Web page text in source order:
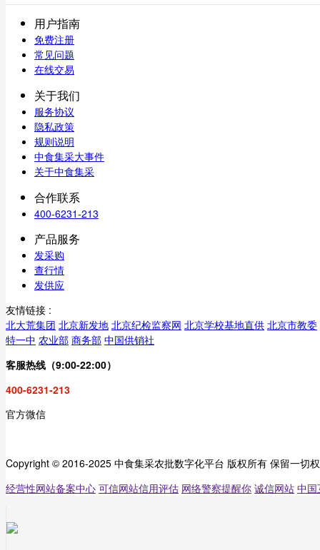
用户指南
免费注册
常见问题
在线交易
关于我们
服务协议
隐私政策
规则说明
中食集采大事件
关于中食集采
合作联系
400-6231-213
产品服务
发采购
查行情
发供应
友情链接 :
北大荒集团 北京新发地 北京纪检监察网 北京学校基地直供 北京市教委
特一中 农业部 商务部 中国供销社
客服热线（9:00-22:00）
400-6231-213
官方微信
Copyright © 2016-2025 中食集采农批数字化平台 版权所有 保留一切
经营性网站备案中心 可信网站信用评估 网络警察提醒你 诚信网站 中国